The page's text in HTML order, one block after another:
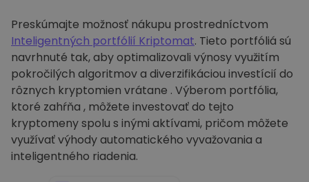
Preskúmajte možnosť nákupu prostredníctvom
Inteligentných portfólií Kriptomat. Tieto portfóliá sú
navrhnuté tak, aby optimalizovali výnosy využitím
pokročilých algoritmov a diverzifikáciou investícií do
rôznych kryptomien vrátane . Výberom portfólia,
ktoré zahŕňa , môžete investovať do tejto
kryptomeny spolu s inými aktívami, pričom môžete
využívať výhody automatického vyvažovania a
inteligentného riadenia.